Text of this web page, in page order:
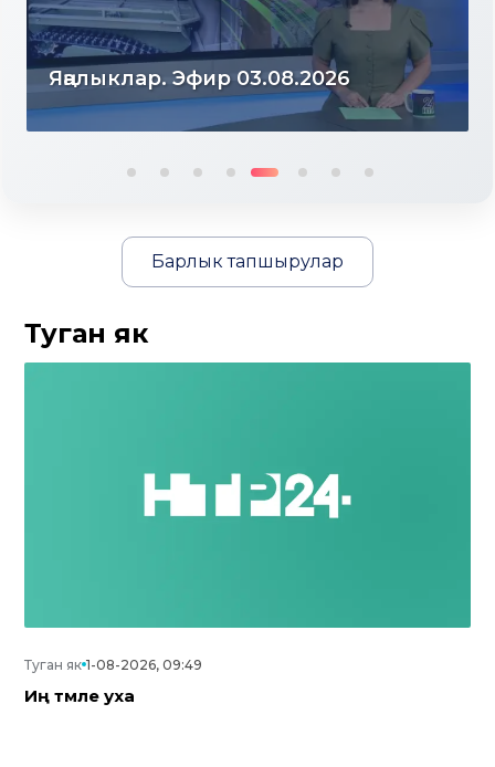
Яңалыклар. Эфир 03.08.2026
Барлык тапшырулар
Туган як
Туган як 1-08-2026, 09:49
Иң тәмле уха